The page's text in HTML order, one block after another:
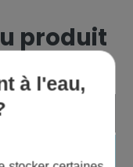
produit
à l'eau,